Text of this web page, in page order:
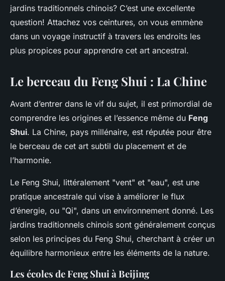
jardins traditionnels chinois? C’est une excellente
question! Attachez vos ceintures, on vous emmène
dans un voyage instructif à travers les endroits les
plus propices pour apprendre cet art ancestral.
Le berceau du Feng Shui : La Chine
Avant d’entrer dans le vif du sujet, il est primordial de
comprendre les origines et l’essence même du Feng
Shui. La Chine, pays millénaire, est réputée pour être
le berceau de cet art subtil du placement et de
l’harmonie.
Le Feng Shui, littéralement "vent" et "eau", est une
pratique ancestrale qui vise à améliorer le flux
d’énergie, ou "Qi", dans un environnement donné. Les
jardins traditionnels chinois sont généralement conçus
selon les principes du Feng Shui, cherchant à créer un
équilibre harmonieux entre les éléments de la nature.
Les écoles de Feng Shui à Beijing